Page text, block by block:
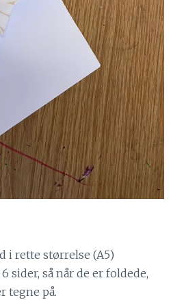
i rette størrelse (A5)
sider, så når de er foldede,
tegne på.